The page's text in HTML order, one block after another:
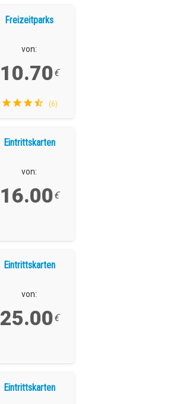
Freizeitparks
von:
10.70 €
(6)
Eintrittskarten
von:
16.00 €
Eintrittskarten
von:
25.00 €
Eintrittskarten